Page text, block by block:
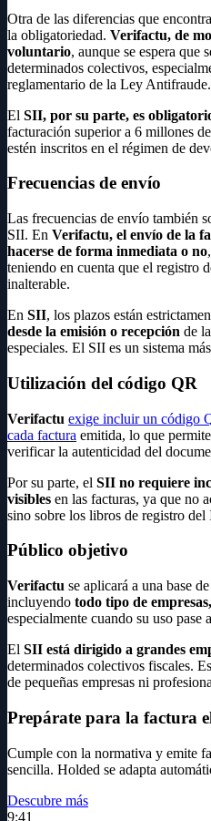
Otra de las diferencias que
la obligatoriedad. Verifactu, de
voluntario, aunque se espera que
determinados colectivos,
reglamentario de la Ley Antifraude.
El SII, por su parte, es
facturación superior a 6 millones
estén inscritos en el régimen de
Frecuencias de envío
Las frecuencias de envío también
SII. En Verifactu, el envío de la
hacerse de forma inmediata o no
teniendo en cuenta que el registro
inalterable.
En SII, los plazos están
desde la emisión o recepción de
especiales. El SII es un sistema
Utilización del código QR
Verifactu exige incluir un código
cada factura emitida, lo que
verificar la autenticidad del
Por su parte, el SII no requiere
visibles en las facturas, ya que no
sino sobre los libros de registro
Público objetivo
Verifactu se aplicará a una base
incluyendo todo tipo de empresas,
especialmente cuando su uso pase
El SII está dirigido a grandes
determinados colectivos fiscales.
de pequeñas empresas ni
Prepárate para la factura
Cumple con la normativa y emite
sencilla. Holded se adapta
Descubre más
9:41